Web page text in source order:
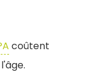
coûtent